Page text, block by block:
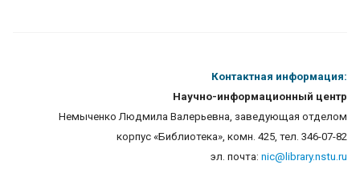
Контактная информация:
Научно-информационный центр
Немыченко Людмила Валерьевна, заведующая отделом
корпус «Библиотека», комн. 425, тел. 346-07-82
эл. почта: nic@library.nstu.ru